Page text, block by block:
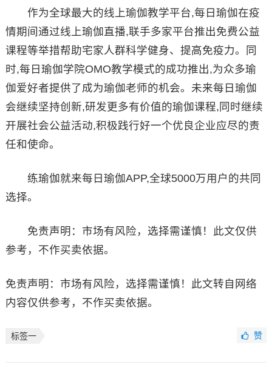
作为全球最大的线上瑜伽教学平台,每日瑜伽在疫
情期间通过线上瑜伽直播,联手多家平台推出免费公益
课程等举措帮助宅家人群科学健身、提高免疫力。同
时,每日瑜伽学院OMO教学模式的成功推出,为众多瑜
伽爱好者提供了成为瑜伽老师的机会。未来每日瑜伽
会继续坚持创新,研发更多有价值的瑜伽课程,同时继续
开展社会公益活动,积极践行好一个优良企业应尽的责
任和使命。
练瑜伽就来每日瑜伽APP,全球5000万用户的共同
选择。
免责声明：市场有风险，选择需谨慎！此文仅供
参考，不作买卖依据。
免责声明：市场有风险，选择需谨慎！此文转自网络
内容仅供参考，不作买卖依据。
标签一 赞